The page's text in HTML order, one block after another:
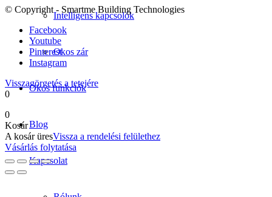
Intelligens kapcsolók
Okos zár
Okos funkciók
Blog
Kapcsolat
© Copyright - Smartme Building Technologies
Facebook
Youtube
Pinterest
Instagram
Visszagörgetés a tetejére
0
0
Kosár
A kosár üresVissza a rendelési felülethez
Vásárlás folytatása